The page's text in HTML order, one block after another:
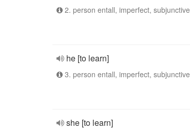
2. person entall, imperfect, subjunctive
he [to learn]
3. person entall, imperfect, subjunctive
she [to learn]